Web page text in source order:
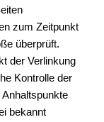
zum Zeitpunkt
überprüft.
der Verlinkung
Kontrolle der
bekannt